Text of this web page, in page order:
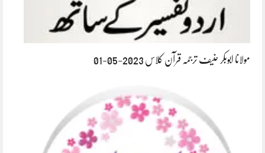
مولانا ابوبکر حنیف ترجمہ قرآن کلاس 2023-05-01